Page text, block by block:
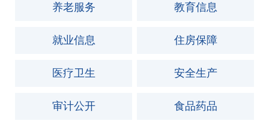
养老服务 教育信息
就业信息 住房保障
医疗卫生 安全生产
审计公开 食品药品